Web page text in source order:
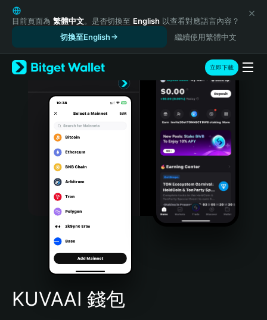
English
日本語
Русский
Español (Latinoamérica)
Türkçe
Português (Portugal)
Bahasa Indonesia
Português (Brasil)
Español (Argentina)
目前頁面為 繁體中文。是否切換至 English 以查看對應語言內容？
切換至English
繼續使用繁體中文
立即下載
KUVAAI 錢包